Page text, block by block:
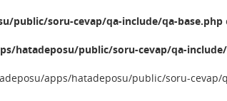
public/soru-cevap/qa-include/qa-base.php
hatadeposu/public/soru-cevap/qa-
apps/hatadeposu/public/soru-cevap/